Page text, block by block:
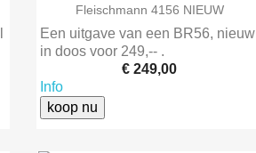
 Snel bekijken
Fleischmann 4156 NIEUW
Een uitgave van een BR56, nieuw
in doos voor 249,-- .
€ 249,00
Info
koop nu